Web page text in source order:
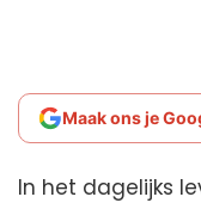
Maak ons je
In het dagelijks